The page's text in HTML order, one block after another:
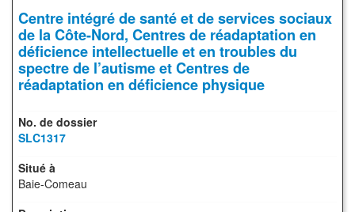
Centre intégré de santé et de services sociaux
de la Côte-Nord, Centres de réadaptation en
déficience intellectuelle et en troubles du
spectre de l’autisme et Centres de
réadaptation en déficience physique
SLC1317
Baie-Comeau